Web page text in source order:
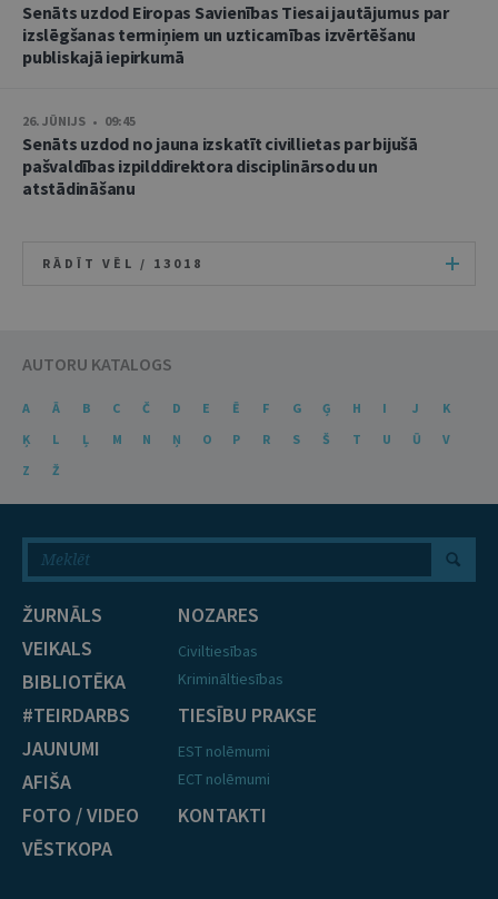
Senāts uzdod Eiropas Savienības Tiesai jautājumus par
izslēgšanas termiņiem un uzticamības izvērtēšanu
publiskajā iepirkumā
26. JŪNIJS • 09:45
Senāts uzdod no jauna izskatīt civillietas par bijušā
pašvaldības izpilddirektora disciplinārsodu un
atstādināšanu
RĀDĪT VĒL / 13018
AUTORU KATALOGS
A Ā B C Č D E Ē F G Ģ H I J
K
Ķ
L Ļ M N Ņ O P R S Š T U Ū
V
Z
Ž
ŽURNĀLS
VEIKALS
BIBLIOTĒKA
#TEIRDARBS
JAUNUMI
AFIŠA
FOTO / VIDEO
VĒSTKOPA
NOZARES
Civiltiesības
Krimināltiesības
TIESĪBU PRAKSE
EST nolēmumi
ECT nolēmumi
KONTAKTI